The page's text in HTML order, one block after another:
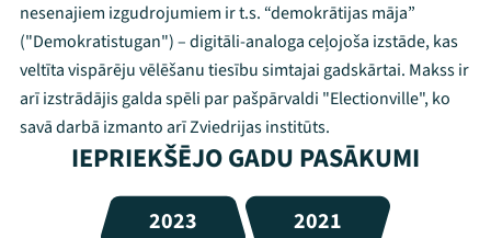
nesenajiem izgudrojumiem ir t.s. “demokrātijas māja”
("Demokratistugan") – digitāli-analoga ceļojoša izstāde, kas
veltīta vispārēju vēlēšanu tiesību simtajai gadskārtai. Makss ir
arī izstrādājis galda spēli par pašpārvaldi "Electionville", ko
savā darbā izmanto arī Zviedrijas institūts.
IEPRIEKŠĒJO GADU PASĀKUMI
2023 2021